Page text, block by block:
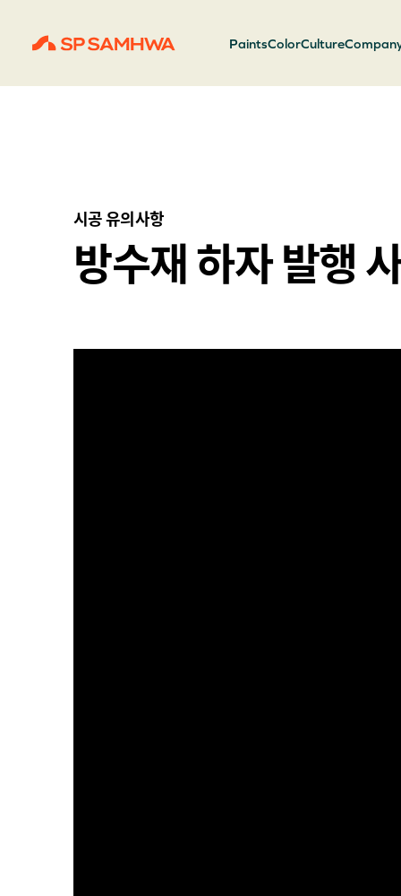
PaintsColorCulture
시공 유의사항
방수재 하자 발행